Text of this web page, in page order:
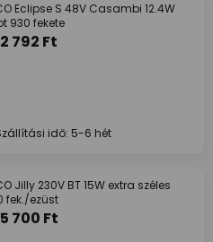
Eclipse S 48V Casambi 12.4W
930 fekete
792 Ft
idő: 5-6 hét
Jilly 230V BT 15W extra széles
fek./ezüst
700 Ft